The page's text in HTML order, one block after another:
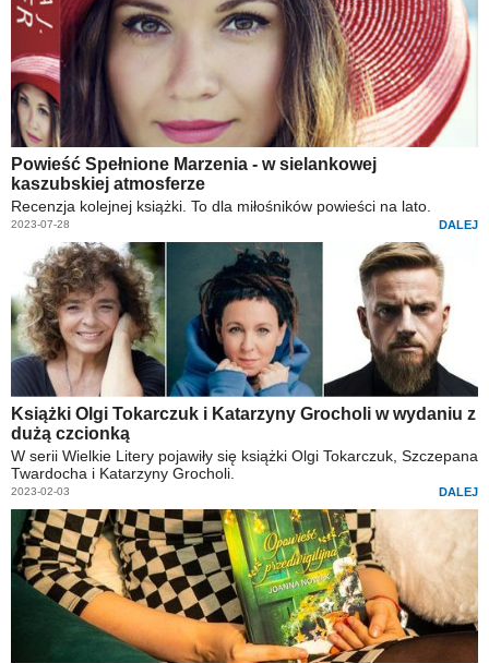
Powieść Spełnione Marzenia - w sielankowej
kaszubskiej atmosferze
Recenzja kolejnej książki. To dla miłośników powieści na lato.
2023-07-28 DALEJ
Książki Olgi Tokarczuk i Katarzyny Grocholi w wydaniu z
dużą czcionką
W serii Wielkie Litery pojawiły się książki Olgi Tokarczuk, Szczepana
Twardocha i Katarzyny Grocholi.
2023-02-03 DALEJ